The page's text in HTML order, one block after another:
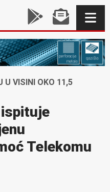
U VISINI OKO 11,5
Telekomu